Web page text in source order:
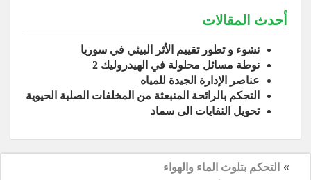
أحدث المقالات
نشوء و تطور تقييم الأثر البيئي في سوريا
نوطة مسائل محلولة في الهيدروليك 2
عناصر الإدارة الجيدة للمياه
التحكم بالرائحة المنبعثة من المخلفات الصلبة الحيوية
تحويل النفايات الى سماد
» التحكم بتلوث الماء والهواء